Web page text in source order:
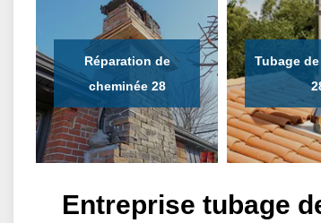
Réparation de
cheminée 28
Tubage
Entreprise tubage